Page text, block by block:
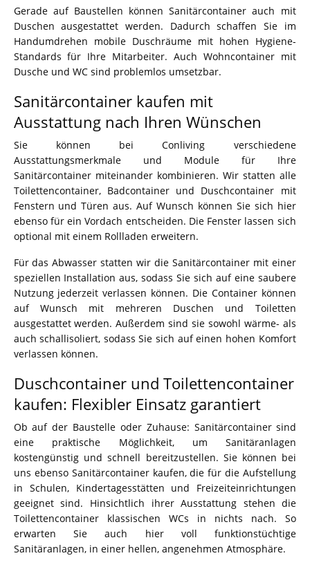
Gerade auf Baustellen können Sanitärcontainer auch mit
Duschen ausgestattet werden. Dadurch schaffen Sie im
Handumdrehen mobile Duschräume mit hohen Hygiene-
Standards für Ihre Mitarbeiter. Auch Wohncontainer mit
Dusche und WC sind problemlos umsetzbar.
Sanitärcontainer kaufen mit
Ausstattung nach Ihren Wünschen
Sie können bei Conliving verschiedene
Ausstattungsmerkmale und Module für Ihre
Sanitärcontainer miteinander kombinieren. Wir statten alle
Toilettencontainer, Badcontainer und Duschcontainer mit
Fenstern und Türen aus. Auf Wunsch können Sie sich hier
ebenso für ein Vordach entscheiden. Die Fenster lassen sich
optional mit einem Rollladen erweitern.
Für das Abwasser statten wir die Sanitärcontainer mit einer
speziellen Installation aus, sodass Sie sich auf eine saubere
Nutzung jederzeit verlassen können. Die Container können
auf Wunsch mit mehreren Duschen und Toiletten
ausgestattet werden. Außerdem sind sie sowohl wärme- als
auch schallisoliert, sodass Sie sich auf einen hohen Komfort
verlassen können.
Duschcontainer und Toilettencontainer
kaufen: Flexibler Einsatz garantiert
Ob auf der Baustelle oder Zuhause: Sanitärcontainer sind
eine praktische Möglichkeit, um Sanitäranlagen
kostengünstig und schnell bereitzustellen. Sie können bei
uns ebenso Sanitärcontainer kaufen, die für die Aufstellung
in Schulen, Kindertagesstätten und Freizeiteinrichtungen
geeignet sind. Hinsichtlich ihrer Ausstattung stehen die
Toilettencontainer klassischen WCs in nichts nach. So
erwarten Sie auch hier voll funktionstüchtige
Sanitäranlagen, in einer hellen, angenehmen Atmosphäre.